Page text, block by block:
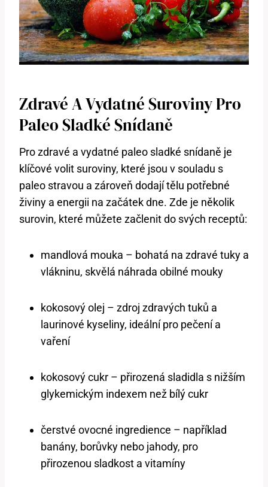
Zdravé A Vydatné Suroviny Pro
Paleo Sladké Snídaně
Pro zdravé a vydatné paleo sladké snídaně je
klíčové volit suroviny, které jsou v souladu s
paleo stravou a zároveň dodají tělu potřebné
živiny a energii na začátek dne. Zde je několik
surovin, které můžete začlenit do svých receptů:
mandlová mouka – bohatá na zdravé tuky a
vlákninu, skvělá náhrada obilné mouky
kokosový olej – zdroj zdravých tuků a
laurinové kyseliny, ideální pro pečení a
vaření
kokosový cukr – přirozená sladidla s nižším
glykemickým indexem než bílý cukr
čerstvé ovocné ingredience – například
banány, borůvky nebo jahody, pro
přirozenou sladkost a vitamíny